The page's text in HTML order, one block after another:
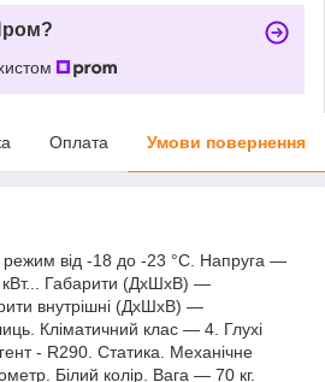
Оплата Умови повернення
від -18 до -23 °C. Напруга —
Габарити (ДхШхВ) —
внутрішні (ДхШхВ) —
Кліматичний клас — 4. Глухі
- R290. Статика. Механічне
Білий колір. Вага — 70 кг.